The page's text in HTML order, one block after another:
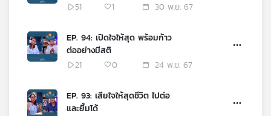
51
1 30 พ.ย. 67
EP. 94: เปิดใจให้สุด พร้อมก้าว
ต่ออย่างมีสติ
21
0 24 พ.ย. 67
EP. 93: เสียใจให้สุดชีวิต ไปต่อ
และยิ้มได้